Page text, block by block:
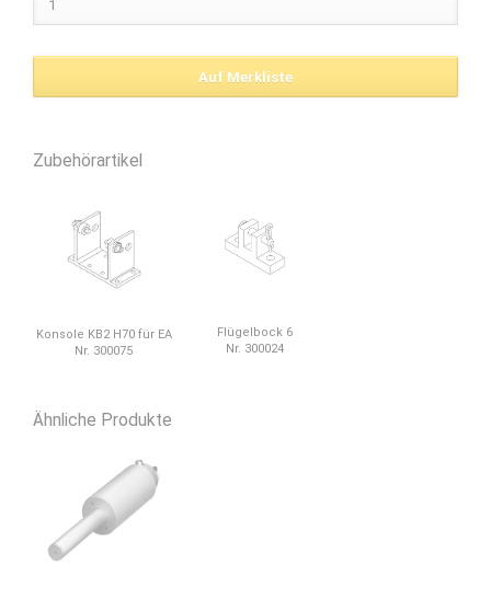
Zubehörartikel
Konsole KB2 H70 für EA
Nr. 300075
Flügelbock 6
Nr. 300024
Ähnliche Produkte